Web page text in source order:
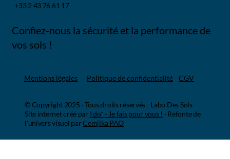
+33 2 43 76 61 17
Confiez-nous la sécurité et la performance de
vos sols !
© Copyright 2025 · Tous droits réservés - Labo Des Sols
Site internet créé par I do* - Je fais pour vous ! · Refonte de
l'univers visuel parCemjika PAO
Mentions légales Politique de confidentialité CGV